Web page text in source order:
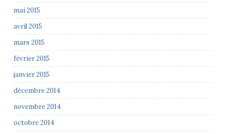
mai 2015
avril 2015
mars 2015
février 2015
janvier 2015
décembre 2014
novembre 2014
octobre 2014